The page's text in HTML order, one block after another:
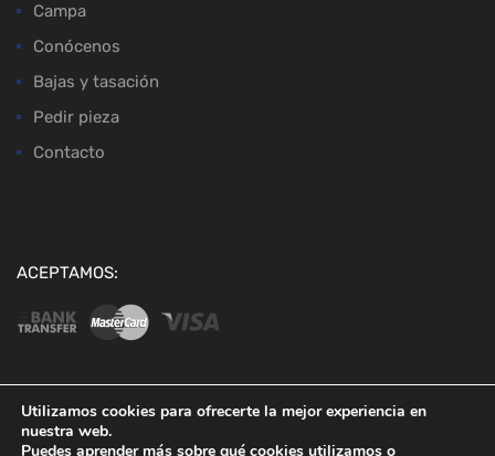
Campa
Conócenos
Bajas y tasación
Pedir pieza
Contacto
ACEPTAMOS:
Utilizamos cookies para ofrecerte la mejor experiencia en
nuestra web.
Puedes aprender más sobre qué cookies utilizamos o